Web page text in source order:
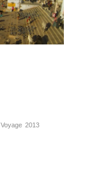
Voyage 2013